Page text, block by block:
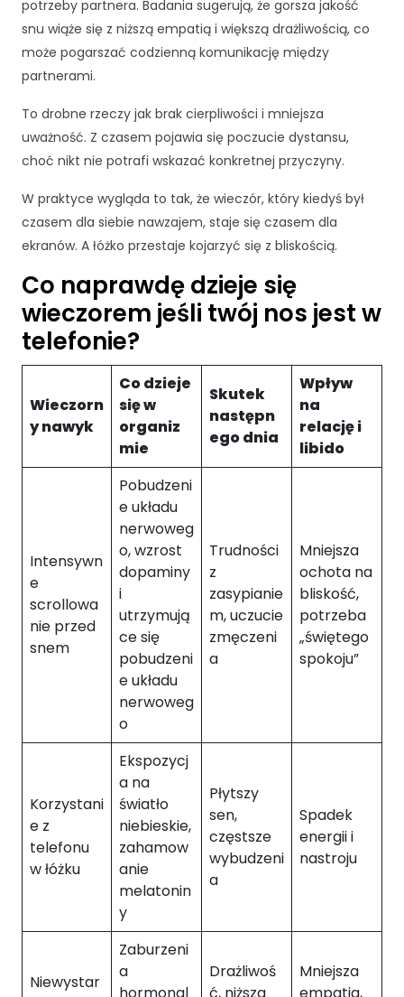
potrzeby partnera. Badania sugerują, że gorsza jakość
snu wiąże się z niższą empatią i większą drażliwością, co
może pogarszać codzienną komunikację między
partnerami.
To drobne rzeczy jak brak cierpliwości i mniejsza
uważność. Z czasem pojawia się poczucie dystansu,
choć nikt nie potrafi wskazać konkretnej przyczyny.
W praktyce wygląda to tak, że wieczór, który kiedyś był
czasem dla siebie nawzajem, staje się czasem dla
ekranów. A łóżko przestaje kojarzyć się z bliskością.
Co naprawdę dzieje się
wieczorem jeśli twój nos jest w
telefonie?
Wieczorn
y nawyk
Co dzieje
się w
organiz
mie
Skutek
następn
ego dnia
Wpływ
na
relację i
libido
Intensywn
e
scrollowa
nie przed
snem
Pobudzeni
e układu
nerwoweg
o, wzrost
dopaminy
i
utrzymują
ce się
pobudzeni
e układu
nerwoweg
o
Trudności
z
zasypianie
m, uczucie
zmęczeni
a
Mniejsza
ochota na
bliskość,
potrzeba
„świętego
spokoju”
Korzystani
e z
telefonu
w łóżku
Ekspozycj
a na
światło
niebieskie,
zahamow
anie
melatonin
y
Płytszy
sen,
częstsze
wybudzeni
a
Spadek
energii i
nastroju
Niewystar
Zaburzeni
a
Drażliwoś
Mniejsza
n
e
T
p
li
ki
ki
e
i
s
ą
c
o
S
ą
o
n
e
e
e
o
f
u
c
n